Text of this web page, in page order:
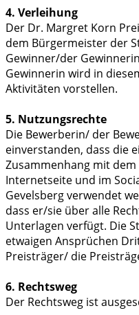
4. Verleihung
Der Dr. Margret Korn
dem Bürgermeister der
Gewinner/der
Gewinnerin wird in
Aktivitäten vorstellen.
5. Nutzungsrechte
Die Bewerberin/ der
einverstanden, dass die
Zusammenhang mit
Internetseite und im
Gevelsberg verwendet
dass er/sie über alle
Unterlagen verfügt. Die
etwaigen Ansprüchen
Preisträger/ die
6. Rechtsweg
Der Rechtsweg ist